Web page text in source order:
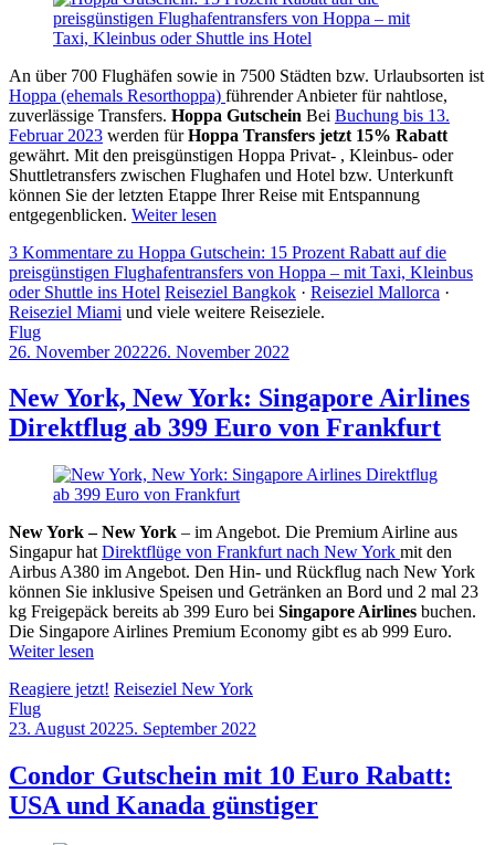
An über 700 Flughäfen sowie in 7500 Städten bzw. Urlaubsorten ist
Hoppa (ehemals Resorthoppa) führender Anbieter für nahtlose,
zuverlässige Transfers. Hoppa Gutschein Bei Buchung bis 13.
Februar 2023 werden fürHoppa Transfers jetzt 15% Rabatt
gewährt. Mit den preisgünstigen Hoppa Privat- , Kleinbus- oder
Shuttletransfers zwischen Flughafen und Hotel bzw. Unterkunft
können Sie der letzten Etappe Ihrer Reise mit Entspannung
entgegenblicken. Weiter lesen
3 Kommentare zu Hoppa Gutschein: 15 Prozent Rabatt auf die
preisgünstigen Flughafentransfers von Hoppa – mit Taxi, Kleinbus
oder Shuttle ins Hotel Reiseziel Bangkok · Reiseziel Mallorca ·
Reiseziel Miami und viele weitere Reiseziele.
Flug
26. November 202226. November 2022
Allan
New York, New York: Singapore Airlines
Direktflug ab 399 Euro von Frankfurt
New York – New York – im Angebot. Die Premium Airline aus
Singapur hat Direktflüge von Frankfurt nach New York mit den
Airbus A380 im Angebot. Den Hin- und Rückflug nach New York
können Sie inklusive Speisen und Getränken an Bord und 2 mal 23
kg Freigepäck bereits ab 399 Euro bei Singapore Airlines buchen.
Die Singapore Airlines Premium Economy gibt es ab 999 Euro.
Weiter lesen
Reagiere jetzt! Reiseziel New York
Flug
23. August 20225. September 2022
Allan
Condor Gutschein mit 10 Euro Rabatt:
USA und Kanada günstiger